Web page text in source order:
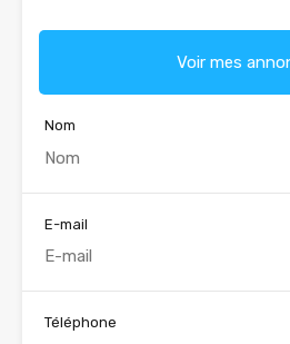
Voir mes
Nom
E-mail
Téléphone